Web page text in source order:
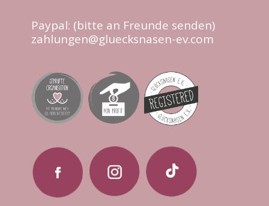
Paypal: (bitte an Freunde senden)
zahlungen@gluecksnasen-ev.com